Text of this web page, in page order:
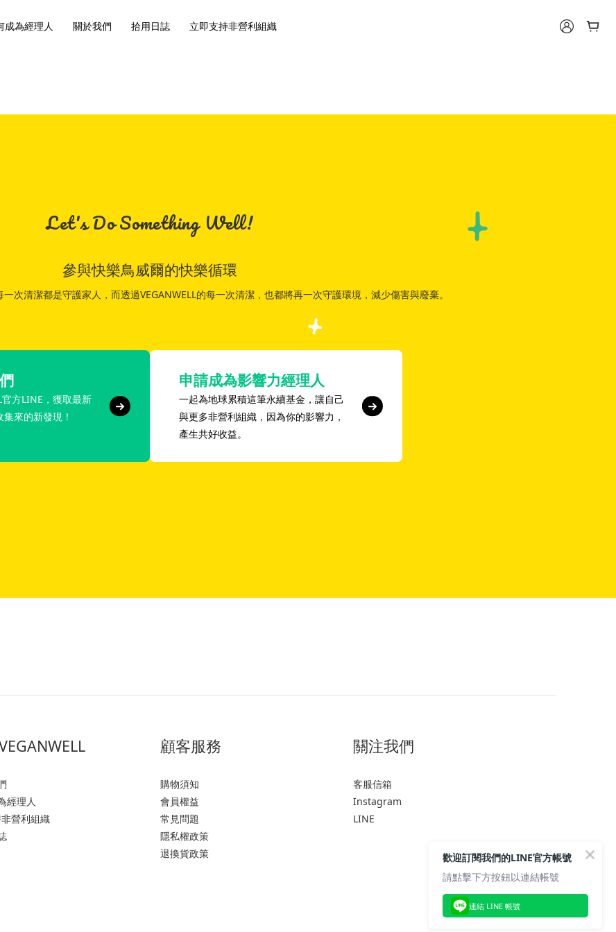
成為經理人 關於我們 拾用日誌 立即支持非營利組織
Let's Do Something Well!
參與快樂鳥威爾的快樂循環
次清潔都是守護家人，而透過VEGANWELL的每一次清潔，也都將再一次守護環境，減少傷害與廢棄。
官方LINE，獲取最新
來的新發現！
申請成為影響力經理人
一起為地球累積這筆永續基金，讓自己
與更多非營利組織，因為你的影響力，
產生共好收益。
經理人
營利組織
顧客服務
購物須知
會員權益
常見問題
隱私權政策
退換貨政策
關注我們
客服信箱
Instagram
LINE
歡迎訂閱我們的LINE官方帳號
請點擊下方按鈕以連結帳號
連結 LINE 帳號